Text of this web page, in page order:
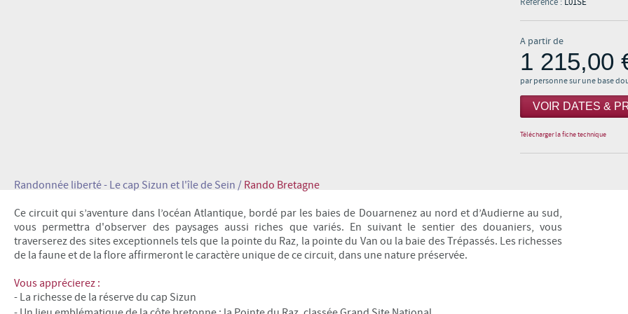
A partir de
1 215,00
par personne sur une base
VOIR DATES &
Télécharger la fiche technique
Randonnée liberté - Le cap Sizun et l'île de Sein / Rando Bretagne
Ce circuit qui s’aventure dans l’océan Atlantique, bordé par les baies de Douarnenez au nord et d’Audierne au sud,
vous permettra d'observer des paysages aussi riches que variés. En suivant le sentier des douaniers, vous
traverserez des sites exceptionnels tels que la pointe du Raz, la pointe du Van ou la baie des Trépassés. Les richesses
de la faune et de la flore affirmeront le caractère unique de ce circuit, dans une nature préservée.
Vous apprécierez :
- La richesse de la réserve du cap Sizun